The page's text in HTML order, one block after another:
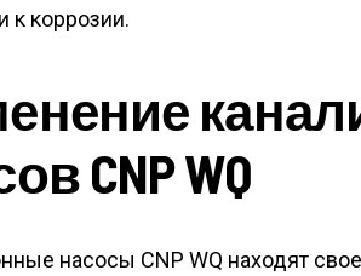
к коррозии.
CNP WQ
насосы CNP WQ находят